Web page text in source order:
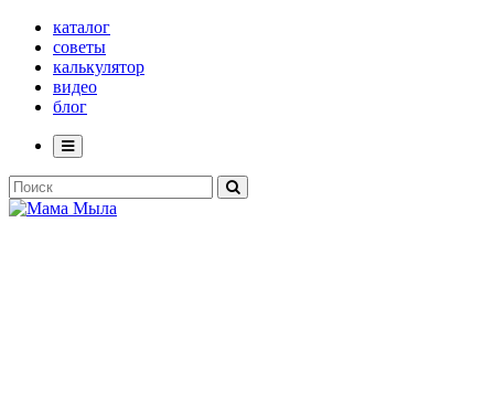
каталог
советы
калькулятор
видео
блог